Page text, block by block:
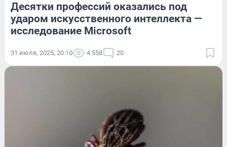
Десятки профессий оказались под
ударом искусственного интеллекта —
исследование Microsoft
31 июля, 2025, 20:10 4 558 20